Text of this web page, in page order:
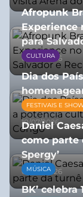
Afropunk
Experience
para
03/08/2026
CULTURA
Dia dos
República
10/07/2026
FESTIVAIS E
Daniel
como parte
Spergy’
05/08/2026
MÚSICA
BK’ celebra